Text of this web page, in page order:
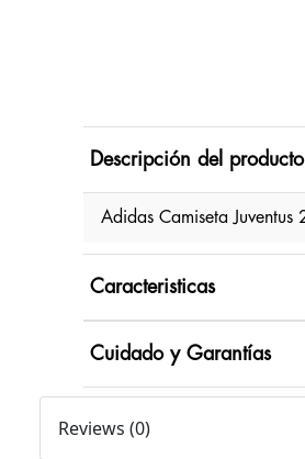
Descripción del producto
Adidas Camiseta
Caracteristicas
Cuidado y Garantías
Reviews (0)